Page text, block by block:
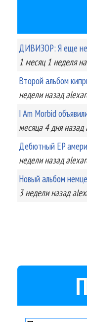
ДИВИЗОР: Я еще не
1 месяц 1 неделя
Второй альбом
неделиназад
I Am Morbid
месяца 4 дняназад
Дебютный EP
неделиназад
Новый альбом
3 неделиназад